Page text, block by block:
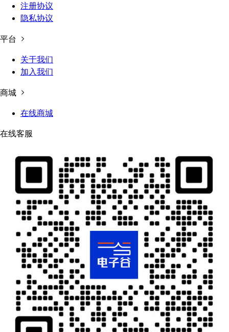
注册协议
隐私协议
平台
关于我们
加入我们
商城
在线商城
在线客服